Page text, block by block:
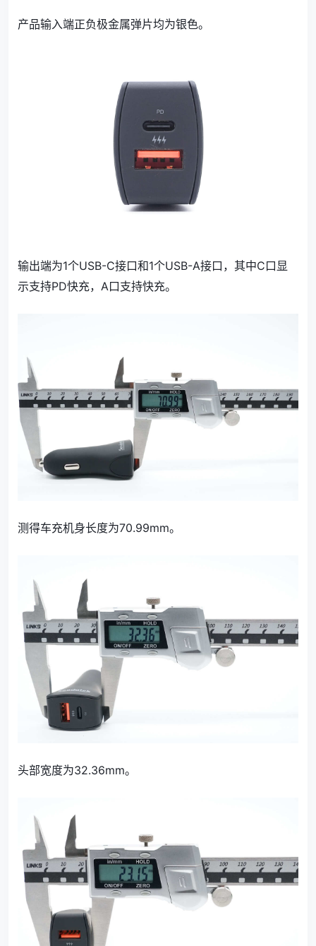
产品输入端正负极金属弹片均为银色。
输出端为1个USB-C接口和1个USB-A接口，其中C口显
示支持PD快充，A口支持快充。
测得车充机身长度为70.99mm。
头部宽度为32.36mm。